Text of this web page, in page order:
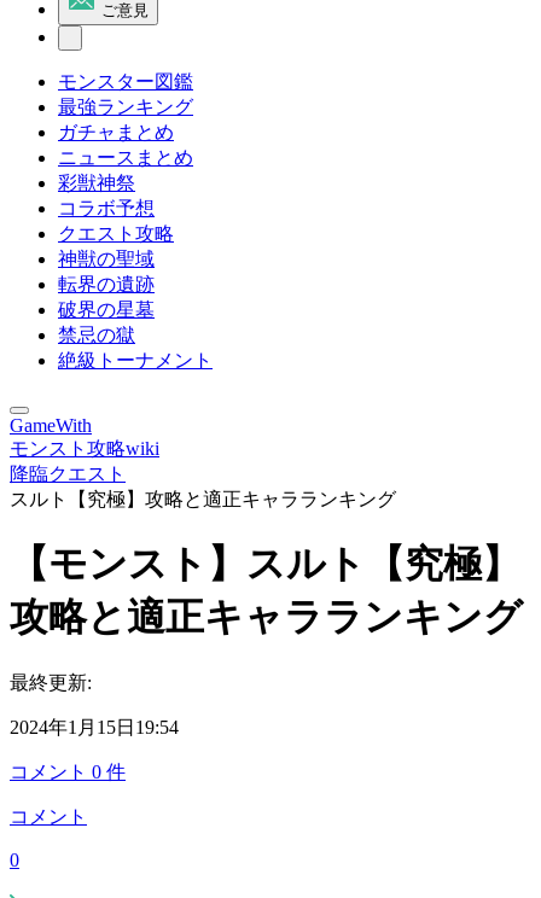
ご意見
モンスター図鑑
最強ランキング
ガチャまとめ
ニュースまとめ
彩獣神祭
コラボ予想
クエスト攻略
神獣の聖域
転界の遺跡
破界の星墓
禁忌の獄
絶級トーナメント
GameWith
モンスト攻略wiki
降臨クエスト
スルト【究極】攻略と適正キャラランキング
【モンスト】スルト【究極】
攻略と適正キャラランキング
最終更新:
2024年1月15日19:54
コメント 0 件
コメント
0